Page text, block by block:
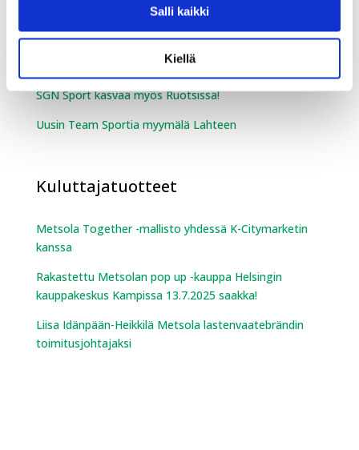
Salli kaikki
Kiellä
Urheilukauppa
Team Sportia on laajentunut Ouluun
SGN Sport kasvaa myös Ruotsissa!
Uusin Team Sportia myymälä Lahteen
Kuluttajatuotteet
Metsola Together -mallisto yhdessä K-Citymarketin
kanssa
Rakastettu Metsolan pop up -kauppa Helsingin
kauppakeskus Kampissa 13.7.2025 saakka!
Liisa Idänpään-Heikkilä Metsola lastenvaatebrändin
toimitusjohtajaksi